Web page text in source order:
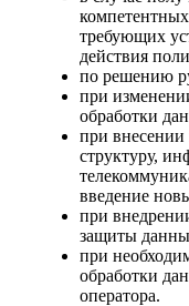
требующих
действия
по решению
при
обработки
при
структуру,
введение
при
защиты
при
обработки
оператора.